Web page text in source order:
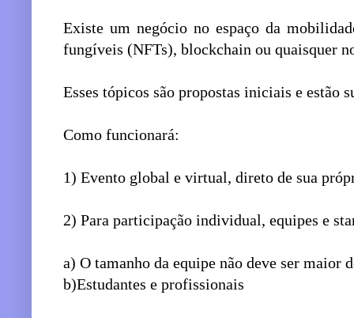
Existe um negócio no espaço da
fungíveis (NFTs), blockchain ou quaisquer
Esses tópicos são propostas iniciais e estão
Como funcionará:
1) Evento global e virtual, direto de sua
2) Para participação individual, equipes e
a) O tamanho da equipe não deve ser maior
b)Estudantes e profissionais